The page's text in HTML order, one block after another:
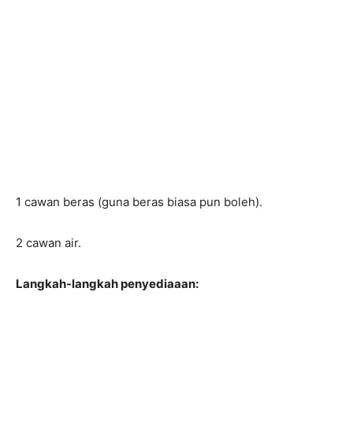
1 cawan beras (guna beras biasa pun boleh).
2 cawan air.
Langkah-langkah penyediaaan: